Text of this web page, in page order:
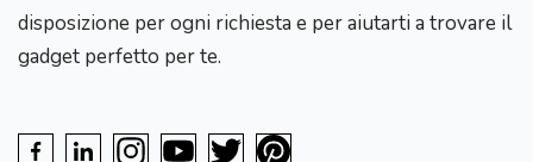
disposizione per ogni richiesta e per aiutarti a trovare il
gadget perfetto per te.